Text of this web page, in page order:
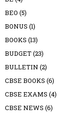
BEO (5)
BONUS (1)
BOOKS (13)
BUDGET(23)
BULLETIN (2)
CBSE BOOKS (6)
CBSE EXAMS (4)
CBSE NEWS (6)